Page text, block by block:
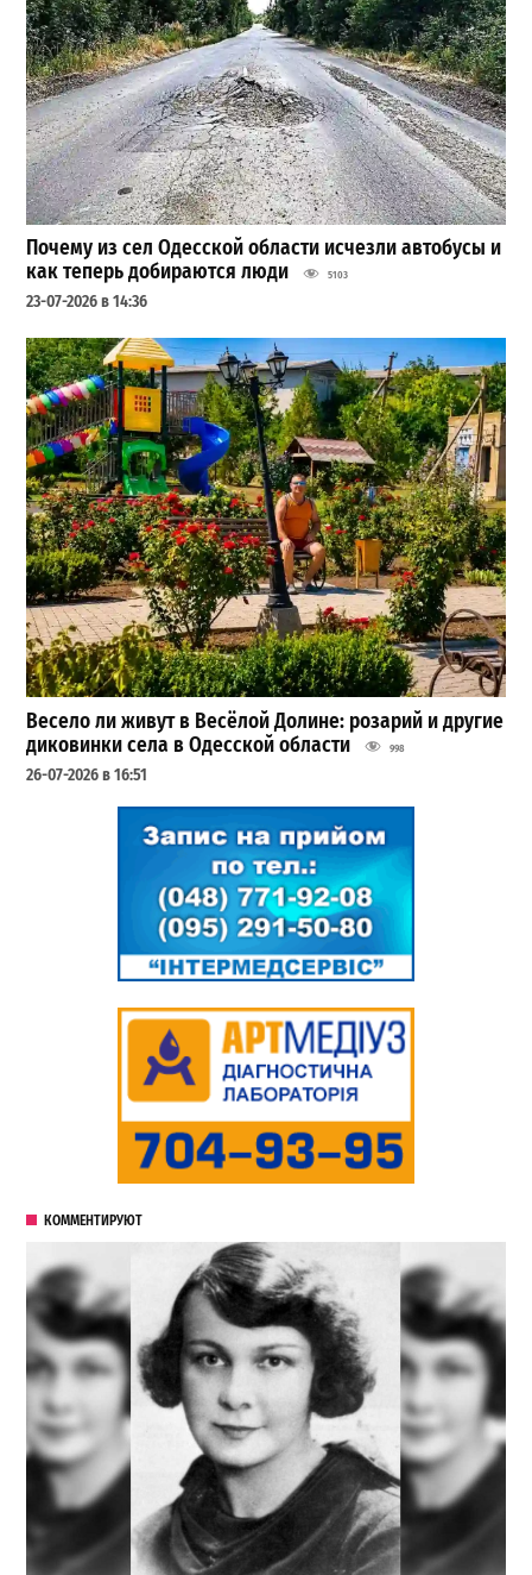
Почему из сел Одесской области исчезли автобусы и
как теперь добираются люди
5103
23-07-2026 в 14:36
Весело ли живут в Весёлой Долине: розарий и другие
диковинки села в Одесской области
998
26-07-2026 в 16:51
КОММЕНТИРУЮТ